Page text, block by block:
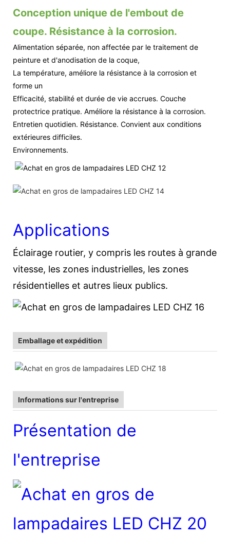
Conception unique de l'embout de
coupe. Résistance à la corrosion.
Alimentation séparée, non affectée par le traitement de
peinture et d'anodisation de la coque,
La température, améliore la résistance à la corrosion et
forme un
Efficacité, stabilité et durée de vie accrues. Couche
protectrice pratique. Améliore la résistance à la corrosion.
Entretien quotidien. Résistance. Convient aux conditions
extérieures difficiles.
Environnements.
Applications
Éclairage routier, y compris les routes à grande
vitesse, les zones industrielles, les zones
résidentielles et autres lieux publics.
Emballage et expédition
Informations sur l'entreprise
Présentation de
l'entreprise